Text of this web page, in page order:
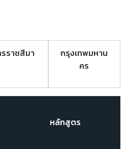
ราชสีมา
กรุงเทพมหาน
คร
หลักสูตร